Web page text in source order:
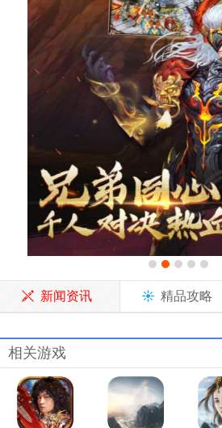
新闻资讯 精品攻略
相关游戏